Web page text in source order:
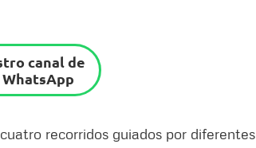
canal de
recorridos guiados por diferentes